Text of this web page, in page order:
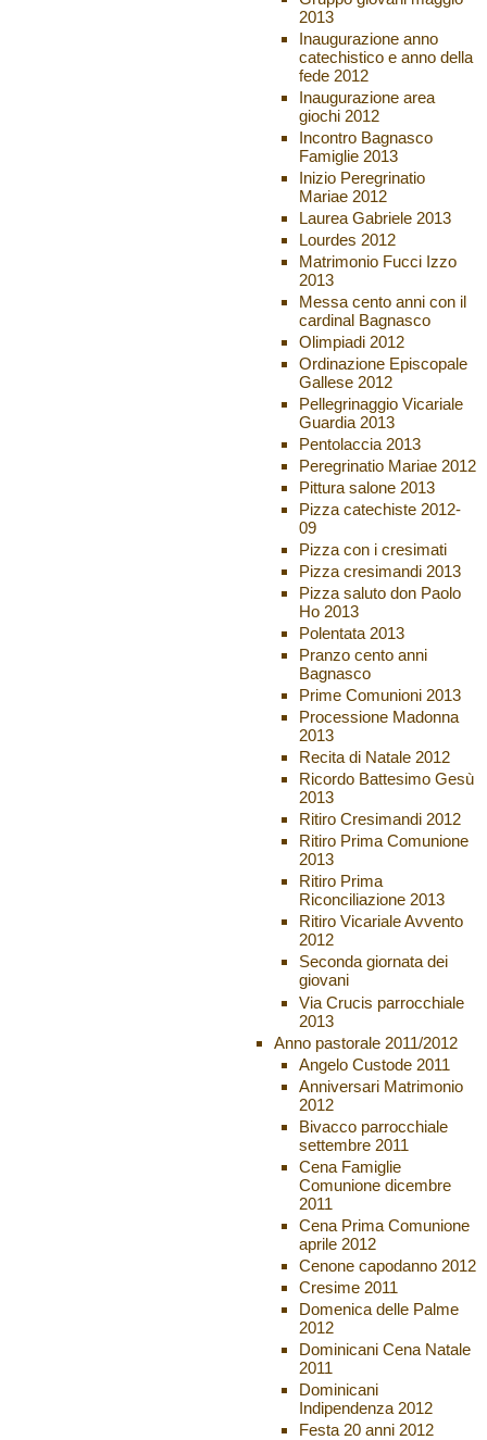
2013
Inaugurazione anno
catechistico e anno della
fede 2012
Inaugurazione area
giochi 2012
Incontro Bagnasco
Famiglie 2013
Inizio Peregrinatio
Mariae 2012
Laurea Gabriele 2013
Lourdes 2012
Matrimonio Fucci Izzo
2013
Messa cento anni con il
cardinal Bagnasco
Olimpiadi 2012
Ordinazione Episcopale
Gallese 2012
Pellegrinaggio Vicariale
Guardia 2013
Pentolaccia 2013
Peregrinatio Mariae 2012
Pittura salone 2013
Pizza catechiste 2012-
09
Pizza con i cresimati
Pizza cresimandi 2013
Pizza saluto don Paolo
Ho 2013
Polentata 2013
Pranzo cento anni
Bagnasco
Prime Comunioni 2013
Processione Madonna
2013
Recita di Natale 2012
Ricordo Battesimo Gesù
2013
Ritiro Cresimandi 2012
Ritiro Prima Comunione
2013
Ritiro Prima
Riconciliazione 2013
Ritiro Vicariale Avvento
2012
Seconda giornata dei
giovani
Via Crucis parrocchiale
2013
Anno pastorale 2011/2012
Angelo Custode 2011
Anniversari Matrimonio
2012
Bivacco parrocchiale
settembre 2011
Cena Famiglie
Comunione dicembre
2011
Cena Prima Comunione
aprile 2012
Cenone capodanno 2012
Cresime 2011
Domenica delle Palme
2012
Dominicani Cena Natale
2011
Dominicani
Indipendenza 2012
Festa 20 anni 2012